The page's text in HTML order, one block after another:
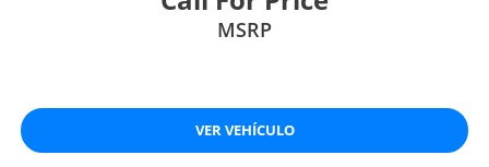
MSRP
VER VEHÍCULO